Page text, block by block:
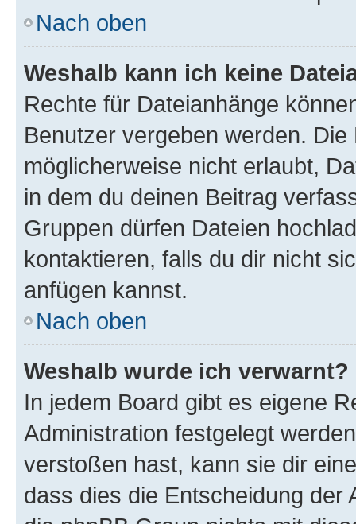
Nach oben
Weshalb kann ich keine
Rechte für Dateianhänge
Benutzer vergeben werden.
möglicherweise nicht erlaubt,
in dem du deinen Beitrag
Gruppen dürfen Dateien
kontaktieren, falls du dir nicht
anfügen kannst.
Nach oben
Weshalb wurde ich verwarnt?
In jedem Board gibt es eigene
Administration festgelegt
verstoßen hast, kann sie dir
dass dies die Entscheidung der